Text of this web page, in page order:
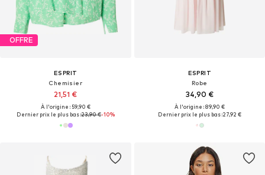
OFFRE
ESPRIT
Chemisier
21,51 €
À l'origine : 59,90 €
Dernier prix le plus bas :23,90 €-10%
ESPRIT
Robe
34,90 €
À l'origine : 89,90 €
Dernier prix le plus bas :27,92 €